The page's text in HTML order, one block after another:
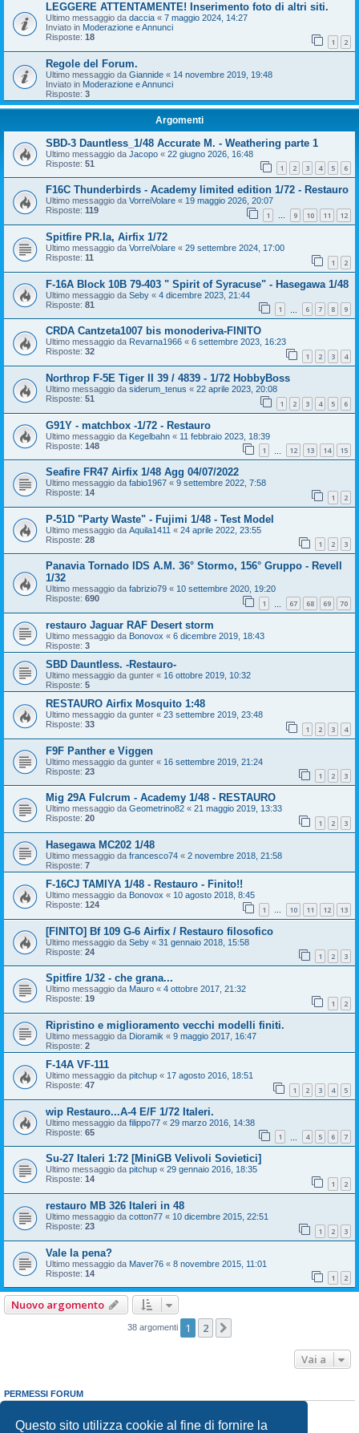
Questo sito utilizza cookie al fine di fornire la
LEGGERE ATTENTAMENTE! Inserimento foto di altri siti.
Ultimo messaggio da daccia « 7 maggio 2024, 14:27
Inviato in Moderazione e Annunci
Risposte: 18 1 2
Regole del Forum.
Ultimo messaggio da Giannide « 14 novembre 2019, 19:48
Inviato in Moderazione e Annunci
Risposte: 3
Argomenti
SBD-3 Dauntless_1/48 Accurate M. - Weathering parte 1
Ultimo messaggio da Jacopo « 22 giugno 2026, 16:48
Risposte: 51 1 2 3 4 5 6
F16C Thunderbirds - Academy limited edition 1/72 - Restauro
Ultimo messaggio da VorreiVolare « 19 maggio 2026, 20:07
Risposte: 119 1 … 9 10 11 12
Spitfire PR.Ia, Airfix 1/72
Ultimo messaggio da VorreiVolare « 29 settembre 2024, 17:00
Risposte: 11 1 2
F-16A Block 10B 79-403 " Spirit of Syracuse" - Hasegawa 1/48
Ultimo messaggio da Seby « 4 dicembre 2023, 21:44
Risposte: 81 1 6 7 8 9
CRDA Cantzeta1007 bis monoderiva-FINITO
Ultimo messaggio da Revarna1966 « 6 settembre 2023, 16:23
Risposte: 32 1 2 3 4
Northrop F-5E Tiger II 39 / 4839 - 1/72 HobbyBoss
Ultimo messaggio da siderum_tenus « 22 aprile 2023, 20:08
Risposte: 51 1 2 3 4 5 6
G91Y - matchbox -1/72 - Restauro
Ultimo messaggio da Kegelbahn « 11 febbraio 2023, 18:39
Risposte: 148 1 12 13 14 15
Seafire FR47 Airfix 1/48 Agg 04/07/2022
Ultimo messaggio da fabio1967 « 9 settembre 2022, 7:58
Risposte: 14 1 2
P-51D "Party Waste" - Fujimi 1/48 - Test Model
Ultimo messaggio da Aquila1411 « 24 aprile 2022, 23:55
Risposte: 28 1 2 3
Panavia Tornado IDS A.M. 36° Stormo, 156° Gruppo - Revell
1/32
Ultimo messaggio da fabrizio79 « 10 settembre 2020, 19:20
Risposte: 690 1 67 68 69 70
restauro Jaguar RAF Desert storm
Ultimo messaggio da Bonovox « 6 dicembre 2019, 18:43
Risposte: 3
SBD Dauntless. -Restauro-
Ultimo messaggio da gunter « 16 ottobre 2019, 10:32
Risposte: 5
RESTAURO Airfix Mosquito 1:48
Ultimo messaggio da gunter « 23 settembre 2019, 23:48
Risposte: 33 1 2 3 4
F9F Panther e Viggen
Ultimo messaggio da gunter « 16 settembre 2019, 21:24
Risposte: 23 1 2 3
Mig 29A Fulcrum - Academy 1/48 - RESTAURO
Ultimo messaggio da Geometrino82 « 21 maggio 2019, 13:33
Risposte: 20 1 2 3
Hasegawa MC202 1/48
Ultimo messaggio da francesco74 « 2 novembre 2018, 21:58
Risposte: 7
F-16CJ TAMIYA 1/48 - Restauro - Finito!!
Ultimo messaggio da Bonovox « 10 agosto 2018, 8:45
Risposte: 124 1 … 10 11 12 13
[FINITO] Bf 109 G-6 Airfix / Restauro filosofico
Ultimo messaggio da Seby « 31 gennaio 2018, 15:58
Risposte: 24 1 2 3
Spitfire 1/32 - che grana...
Ultimo messaggio da Mauro « 4 ottobre 2017, 21:32
Risposte: 19 1 2
Ripristino e miglioramento vecchi modelli finiti.
Ultimo messaggio da Dioramik « 9 maggio 2017, 16:47
Risposte: 2
F-14A VF-111
Ultimo messaggio da pitchup « 17 agosto 2016, 18:51
Risposte: 47 1 2 3 4 5
wip Restauro...A-4 E/F 1/72 Italeri.
Ultimo messaggio da filippo77 « 29 marzo 2016, 14:38
Risposte: 65 1 4 5 6 7
Su-27 Italeri 1:72 [MiniGB Velivoli Sovietici]
Ultimo messaggio da pitchup « 29 gennaio 2016, 18:35
Risposte: 14 1 2
restauro MB 326 Italeri in 48
Ultimo messaggio da cotton77 « 10 dicembre 2015, 22:51
Risposte: 23 1 2 3
Vale la pena?
Ultimo messaggio da Maver76 « 8 novembre 2015, 11:01
Risposte: 14 1 2
Nuovo argomento
38 argomenti 1 2
Vai a
PERMESSI FORUM
Non puoi
rispondere negli argomenti